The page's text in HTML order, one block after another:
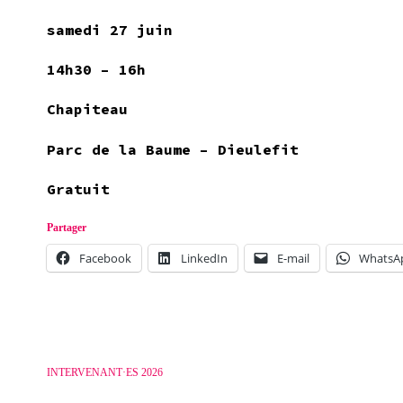
samedi 27 juin
14h30 – 16h
Chapiteau
Parc de la Baume – Dieulefit
Gratuit
Partager
Facebook LinkedIn E-mail
INTERVENANT·ES 2026